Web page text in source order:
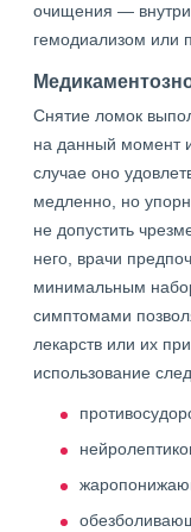
очищения —
гемодиализом или
Снятие ломок
на данный момент
случае оно
медленно, но
не допустить
него, врачи
минимальным
симптомами
лекарств или их
использование